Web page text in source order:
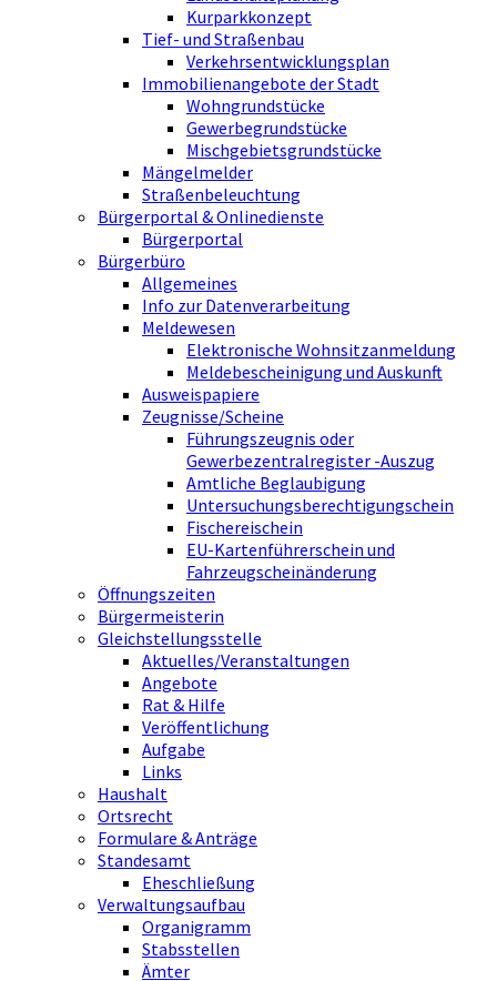
Kurparkkonzept
Tief- und Straßenbau
Verkehrsentwicklungsplan
Immobilienangebote der Stadt
Wohngrundstücke
Gewerbegrundstücke
Mischgebietsgrundstücke
Mängelmelder
Straßenbeleuchtung
Bürgerportal & Onlinedienste
Bürgerportal
Bürgerbüro
Allgemeines
Info zur Datenverarbeitung
Meldewesen
Elektronische Wohnsitzanmeldung
Meldebescheinigung und Auskunft
Ausweispapiere
Zeugnisse/Scheine
Führungszeugnis oder
Gewerbezentralregister -Auszug
Amtliche Beglaubigung
Untersuchungsberechtigungschein
Fischereischein
EU-Kartenführerschein und
Fahrzeugscheinänderung
Öffnungszeiten
Bürgermeisterin
Gleichstellungsstelle
Aktuelles/Veranstaltungen
Angebote
Rat & Hilfe
Veröffentlichung
Aufgabe
Links
Haushalt
Ortsrecht
Formulare & Anträge
Standesamt
Eheschließung
Verwaltungsaufbau
Organigramm
Stabsstellen
Ämter